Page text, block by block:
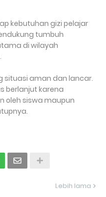
kebutuhan gizi pelajar
tumbuh
di wilayah
situasi aman dan lancar.
berlanjut karena
oleh siswa maupun
Lebih lama